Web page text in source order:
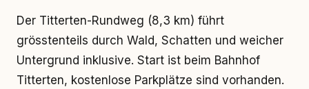
Der Titterten-Rundweg (8,3 km) führt
grösstenteils durch Wald, Schatten und weicher
Untergrund inklusive. Start ist beim Bahnhof
Titterten, kostenlose Parkplätze sind vorhanden.